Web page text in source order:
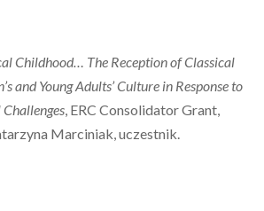
Childhood… The Reception of Classical
and Young Adults’ Culture in Response to
, ERC Consolidator Grant,
Marciniak, uczestnik.